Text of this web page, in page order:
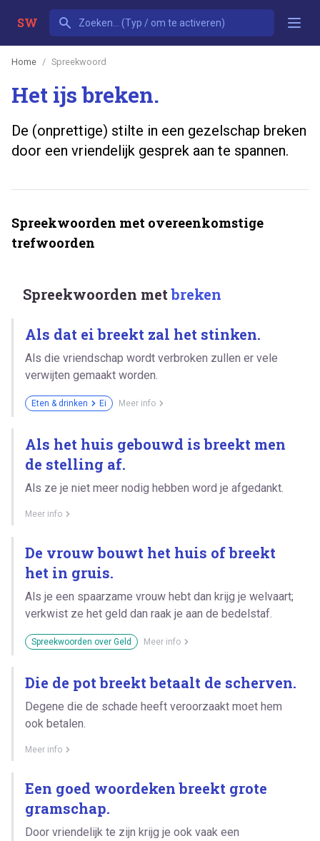
SW
Home Spreekwoord
Het ijs breken.
De (onprettige) stilte in een gezelschap breken
door een vriendelijk gesprek aan te spannen.
Spreekwoorden met overeenkomstige
trefwoorden
Spreekwoorden metbreken
Als dat ei breekt zal het stinken.
Als die vriendschap wordt verbroken zullen er vele
verwijten gemaakt worden.
Eten & drinken Ei Meer info
Als het huis gebouwd is breekt men
de stelling af.
Als ze je niet meer nodig hebben word je afgedankt.
Meer info
De vrouw bouwt het huis of breekt
het in gruis.
Als je een spaarzame vrouw hebt dan krijg je welvaart;
verkwist ze het geld dan raak je aan de bedelstaf.
Spreekwoorden over Geld Meer info
Die de pot breekt betaalt de scherven.
Degene die de schade heeft veroorzaakt moet hem
ook betalen.
Meer info
Een goed woordeken breekt grote
gramschap.
Door vriendelijk te zijn krijg je ook vaak een